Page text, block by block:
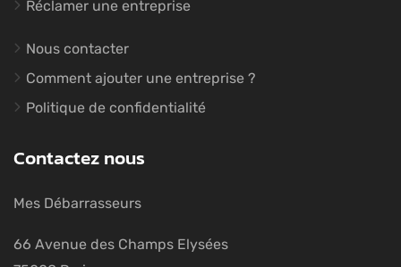
Réclamer une entreprise
Nous contacter
Comment ajouter une entreprise ?
Politique de confidentialité
Contactez nous
Mes Débarrasseurs
66 Avenue des Champs Elysées